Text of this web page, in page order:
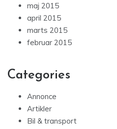
maj 2015
april 2015
marts 2015
februar 2015
Categories
Annonce
Artikler
Bil & transport